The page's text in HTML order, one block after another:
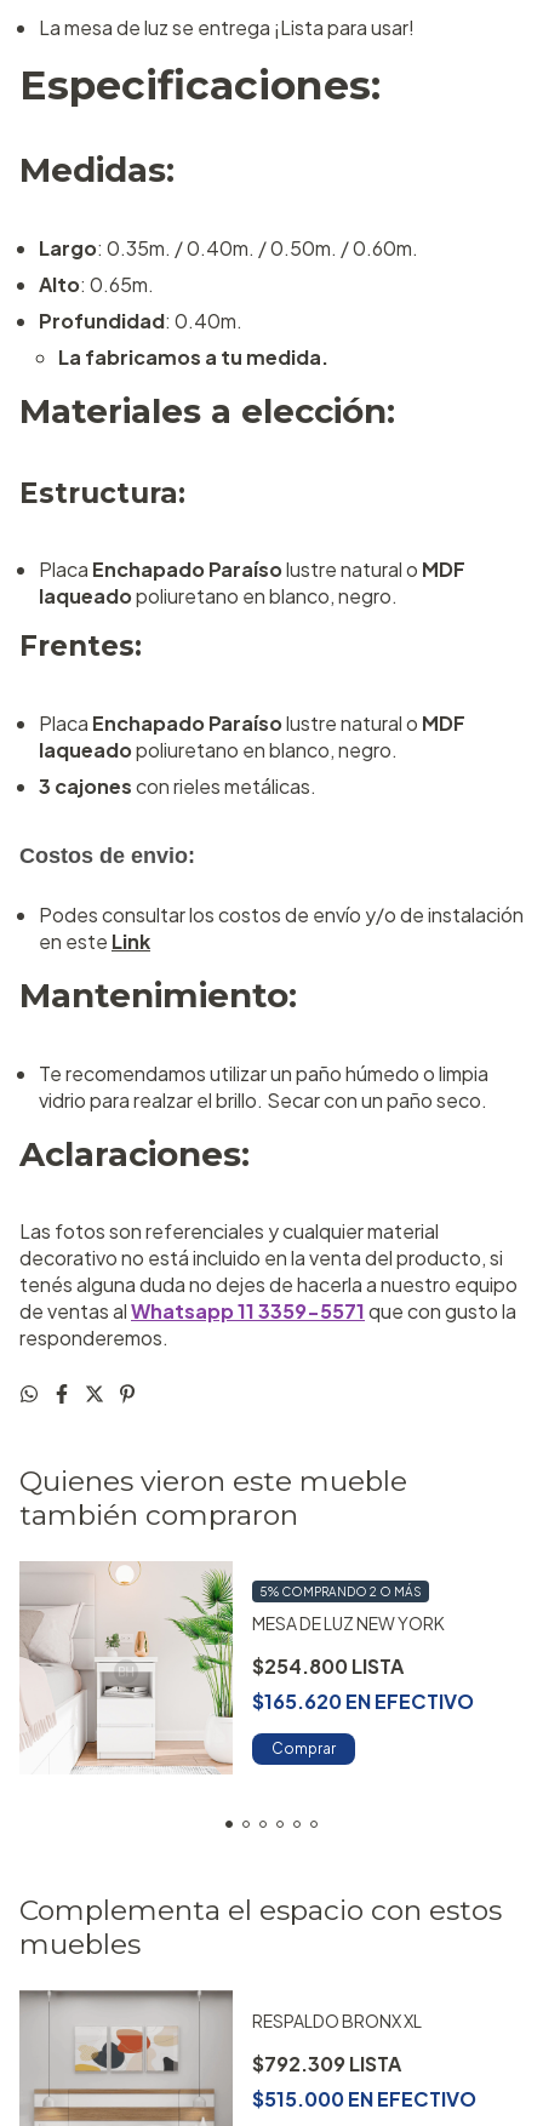
La mesa de luz se entrega ¡Lista para usar!
Especificaciones:
Medidas:
Largo: 0.35m. / 0.40m. / 0.50m. / 0.60m.
Alto: 0.65m.
Profundidad: 0.40m.
La fabricamos a tu medida.
Materiales a elección:
Estructura:
Placa Enchapado Paraísolustre natural o MDF
laqueadopoliuretano en blanco, negro.
Frentes:
Placa Enchapado Paraísolustre natural o MDF
laqueadopoliuretano en blanco, negro.
3 cajonescon rieles metálicas.
Costos de envio:
Podes consultar los costos de envío y/o de instalación
en este Link
Mantenimiento:
Te recomendamos utilizar un paño húmedo o limpia
vidrio para realzar el brillo. Secar con un paño seco.
Aclaraciones:
Las fotos son referenciales y cualquier material
decorativo no está incluido en la venta del producto, si
tenés alguna duda no dejes de hacerla a nuestro equipo
de ventas alWhatsapp 11 3359-5571que con gusto la
responderemos.
Quienes vieron este mueble
también compraron
MESA DE LUZ NEW YORK
$254.800
5% COMPRANDO 2 O MÁS
$165.620ENEFECTIVO
Comprar
Complementa el espacio con estos
muebles
RESPALDO BRONX XL
$792.309
$515.000ENEFECTIVO